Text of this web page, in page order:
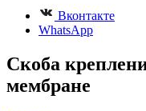
Вконтакте
WhatsApp
Скоба
мембране